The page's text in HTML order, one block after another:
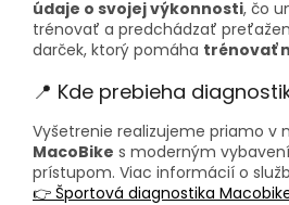
údaje o svojej výkonnosti, čo
trénovať a predchádzať
darček, ktorý pomáha trénovať
📍 Kde prebieha
Vyšetrenie realizujeme priamo v
MacoBike s moderným
prístupom. Viac informácií o
👉 Športová diagnostika